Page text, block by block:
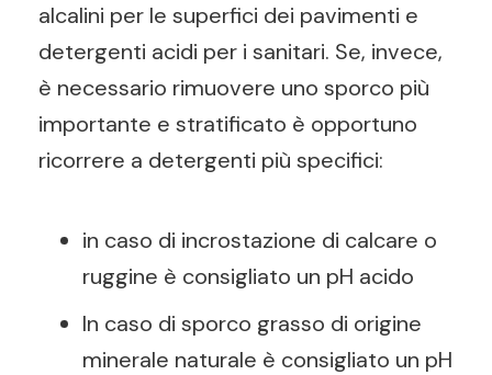
alcalini per le superfici dei pavimenti e
detergenti acidi per i sanitari. Se, invece,
è necessario rimuovere uno sporco più
importante e stratificato è opportuno
ricorrere a detergenti più specifici:
in caso di incrostazione di calcare o
ruggine è consigliato un pH acido
In caso di sporco grasso di origine
minerale naturale è consigliato un pH